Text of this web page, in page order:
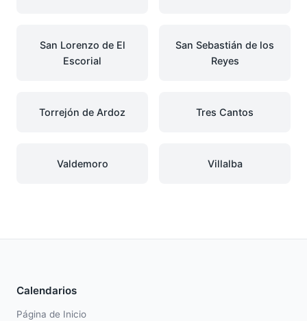
San Lorenzo de El
Escorial
San Sebastián de los
Reyes
Torrejón de Ardoz Tres Cantos
Valdemoro Villalba
Calendarios
Página de Inicio